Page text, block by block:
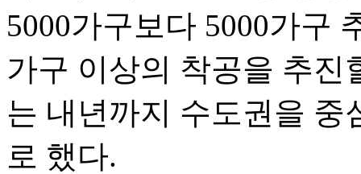
5000가구보다 5000가구
가구 이상의 착공을 추진
는 내년까지 수도권을 중
로 했다.